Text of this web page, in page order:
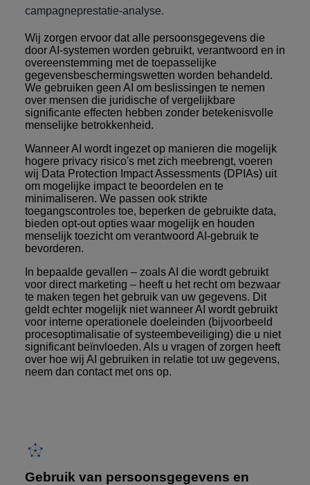
campagneprestatie-analyse.
Wij zorgen ervoor dat alle persoonsgegevens die
door AI-systemen worden gebruikt, verantwoord en in
overeenstemming met de toepasselijke
gegevensbeschermingswetten worden behandeld.
We gebruiken geen AI om beslissingen te nemen
over mensen die juridische of vergelijkbare
significante effecten hebben zonder betekenisvolle
menselijke betrokkenheid.
Wanneer AI wordt ingezet op manieren die mogelijk
hogere privacy risico's met zich meebrengt, voeren
wij Data Protection Impact Assessments (DPIAs) uit
om mogelijke impact te beoordelen en te
minimaliseren. We passen ook strikte
toegangscontroles toe, beperken de gebruikte data,
bieden opt-out opties waar mogelijk en houden
menselijk toezicht om verantwoord AI-gebruik te
bevorderen.
In bepaalde gevallen – zoals AI die wordt gebruikt
voor direct marketing – heeft u het recht om bezwaar
te maken tegen het gebruik van uw gegevens. Dit
geldt echter mogelijk niet wanneer AI wordt gebruikt
voor interne operationele doeleinden (bijvoorbeeld
procesoptimalisatie of systeembeveiliging) die u niet
significant beïnvloeden. Als u vragen of zorgen heeft
over hoe wij AI gebruiken in relatie tot uw gegevens,
neem dan contact met ons op.
Gebruik van persoonsgegevens en